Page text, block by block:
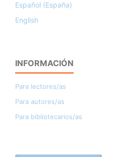
Español (España)
English
INFORMACIÓN
Para lectores/as
Para autores/as
Para bibliotecarios/as